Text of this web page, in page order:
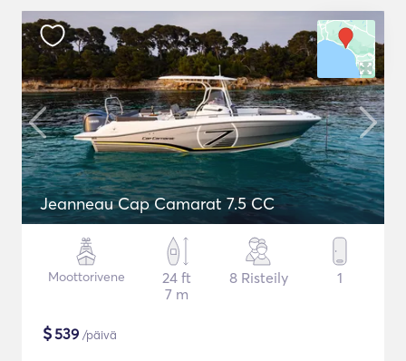
Jeanneau Cap Camarat 7.5 CC
Moottorivene
24 ft
7 m
8 Risteily 1
$539 /päivä